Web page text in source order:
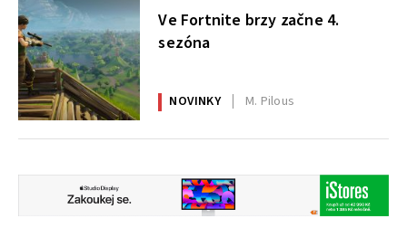
Ve Fortnite brzy začne 4.
sezóna
NOVINKY M. Pilous